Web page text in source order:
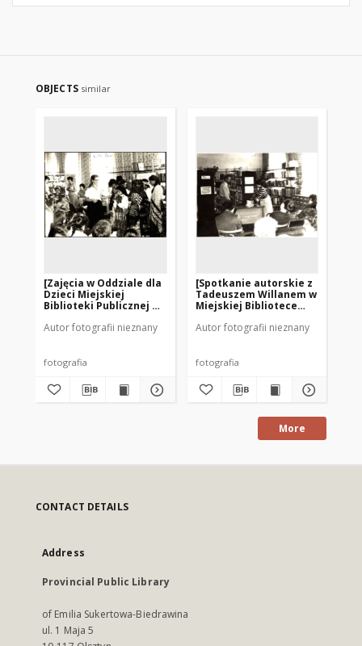
OBJECTS similar
[Zajęcia w Oddziale dla
Dzieci Miejskiej
Biblioteki Publicznej w
Autor fotografii nieznany
fotografia
[Spotkanie autorskie z
Tadeuszem Willanem w
Miejskiej Bibliotece
1]
Autor fotografii nieznany
fotografia
More
CONTACT DETAILS
Address
Provincial Public Library
of Emilia Sukertowa-Biedrawina
ul. 1 Maja 5